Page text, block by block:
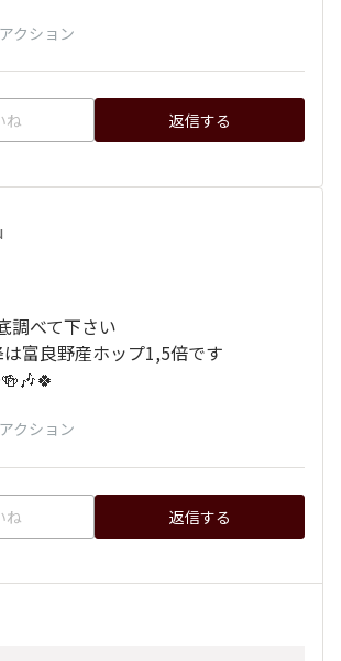
クション
ね 返信する
調べて下さい
富良野産ホップ1,5倍です
クション
ね 返信する